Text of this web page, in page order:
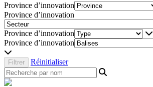
Province d’innovation
Province d’innovation
Province d’innovation
Province d’innovation
Réinitialiser